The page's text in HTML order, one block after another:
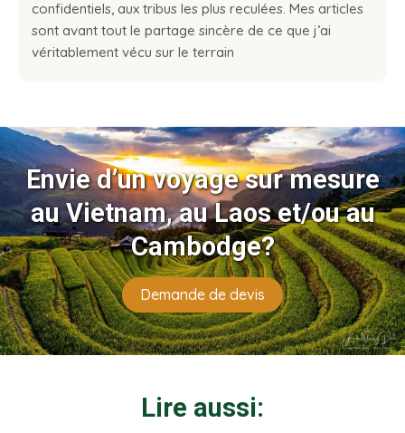
confidentiels, aux tribus les plus reculées. Mes articles
sont avant tout le partage sincère de ce que j’ai
véritablement vécu sur le terrain
Envie d’un voyage sur mesure
au Vietnam, au Laos et/ou au
Cambodge?
Demande de devis
Lire aussi: